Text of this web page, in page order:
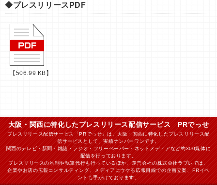
◆プレスリリースPDF
【506.99 KB】
大阪・関西に特化したプレスリリース配信サービス PRでっせ
プレスリリース配信サービス「PRでっせ」は、大阪・関西に特化したプレスリリース配
信サービスとして、実績ナンバーワンです。
関西のテレビ・新聞・雑誌・ラジオ・フリーペーパー・ネットメディアなど約300媒体に
配信を行っております。
プレスリリースの添削や執筆代行も行っているほか、運営会社の株式会社ラプレでは、
企業やお店の広報コンサルティング、メディアにウケる広報目線での企画立案、PRイベ
ントも手がけております。